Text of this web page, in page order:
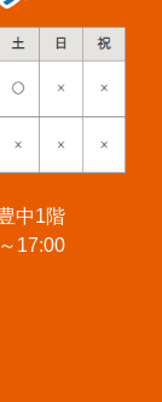
中1階
17:00